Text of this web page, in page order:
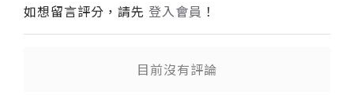
如想留言評分，請先 登入會員 ！
目前沒有評論